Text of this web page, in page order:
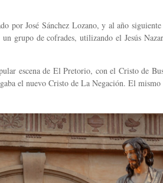
por José Sánchez Lozano, y al año
grupo de cofrades, utilizando el Jesús
escena de El Pretorio, con el Cristo de
el nuevo Cristo de La Negación. El